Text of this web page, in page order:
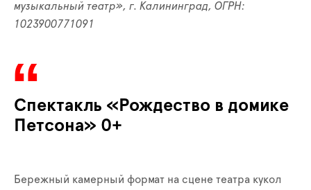
музыкальный театр», г. Калининград, ОГРН:
1023900771091
Спектакль «Рождество в домике
Петсона» 0+
Бережный камерный формат на сцене театра кукол